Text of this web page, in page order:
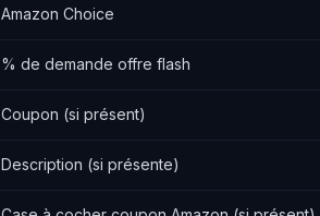
Amazon Choice
% de demande offre flash
Coupon (si présent)
Description (si présente)